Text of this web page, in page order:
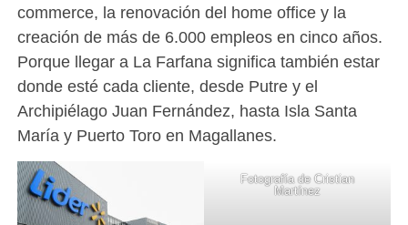
commerce, la renovación del home office y la
creación de más de 6.000 empleos en cinco años.
Porque llegar a La Farfana significa también estar
donde esté cada cliente, desde Putre y el
Archipiélago Juan Fernández, hasta Isla Santa
María y Puerto Toro en Magallanes.
Fotografía de Cristian
Martínez